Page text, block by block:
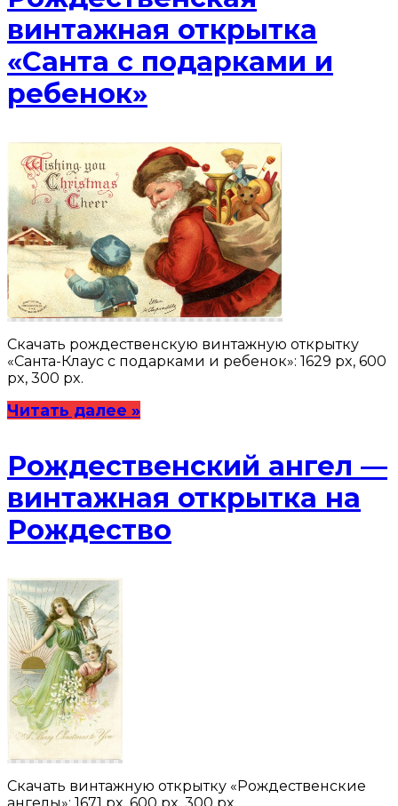
винтажная открытка
«Санта с подарками и
ребенок»
Скачать рождественскую винтажную открытку
«Санта-Клаус с подарками и ребенок»: 1629 px, 600
px, 300 px.
Читать далее »
Рождественский ангел —
винтажная открытка на
Рождество
Скачать винтажную открытку «Рождественские